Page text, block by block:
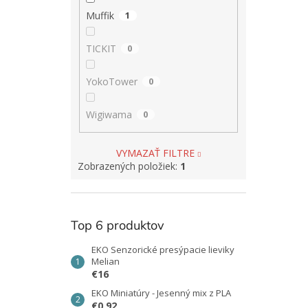
Muffik 1
TICKIT 0
YokoTower 0
Wigiwama 0
VYMAZAŤ FILTRE
Zobrazených položiek: 1
Top 6 produktov
EKO Senzorické presýpacie lieviky
Melian
€16
EKO Miniatúry - Jesenný mix z PLA